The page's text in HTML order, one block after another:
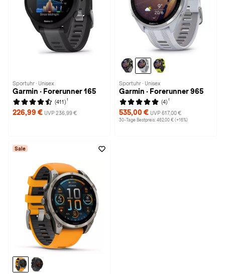
Sportuhr · Unisex
Garmin · Forerunner 165
(411) 1
226,99 € UVP 236,99 €
Sportuhr · Unisex
Garmin · Forerunner 965
(4) 1
535,00 € UVP 617,00 €
30-Tage Bestpreis: 462,00 € (+16%)
Sale